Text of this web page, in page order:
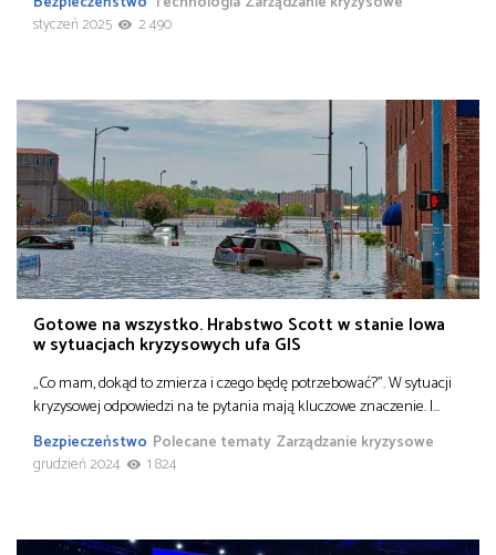
styczeń 2025
2 490
Gotowe na wszystko. Hrabstwo Scott w stanie Iowa
w sytuacjach kryzysowych ufa GIS
„Co mam, dokąd to zmierza i czego będę potrzebować?”. W sytuacji
kryzysowej odpowiedzi na te pytania mają kluczowe znaczenie. I…
Bezpieczeństwo Polecane tematy Zarządzanie kryzysowe
grudzień 2024
1 824